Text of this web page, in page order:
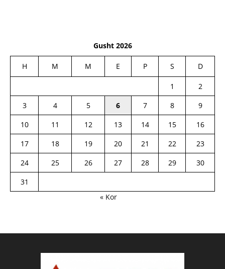
Gusht 2026
H M M E P S D
1
2
3
4 5 6 7 8
9
10
11 12 13 14 15
16
17
18 19 20 21 22
23
24
25 26 27 28 29
30
31
« Kor